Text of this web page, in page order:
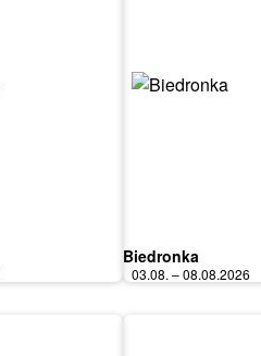
Biedronka
03.08. – 08.08.2026